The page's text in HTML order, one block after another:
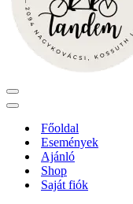
Navigation
Menu
Navigation
Főoldal
Események
Ajánló
Shop
Saját fiók